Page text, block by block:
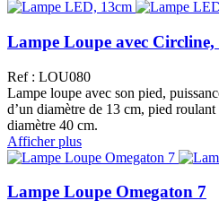
Lampe Loupe avec Circline,
Ref : LOU080
Lampe loupe avec son pied,
d’un diamètre de 13 cm, pied
diamètre 40 cm.
Afficher plus
Lampe Loupe Omegaton 7